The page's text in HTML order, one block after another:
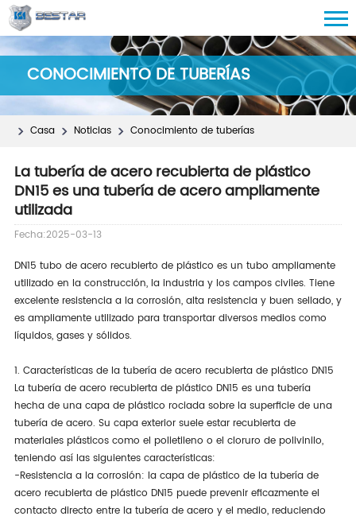
CONOCIMIENTO DE TUBERÍAS
Casa Noticias Conocimiento de tuberías
La tubería de acero recubierta de plástico
DN15 es una tubería de acero ampliamente
utilizada
Fecha:2025-03-13
DN15 tubo de acero recubierto de plástico es un tubo ampliamente
utilizado en la construcción, la industria y los campos civiles. Tiene
excelente resistencia a la corrosión, alta resistencia y buen sellado, y
es ampliamente utilizado para transportar diversos medios como
líquidos, gases y sólidos.
1. Características de la tubería de acero recubierta de plástico DN15
La tubería de acero recubierta de plástico DN15 es una tubería
hecha de una capa de plástico rociada sobre la superficie de una
tubería de acero. Su capa exterior suele estar recubierta de
materiales plásticos como el polietileno o el cloruro de polivinilo,
teniendo así las siguientes características:
-Resistencia a la corrosión: la capa de plástico de la tubería de
acero recubierta de plástico DN15 puede prevenir eficazmente el
contacto directo entre la tubería de acero y el medio, reduciendo